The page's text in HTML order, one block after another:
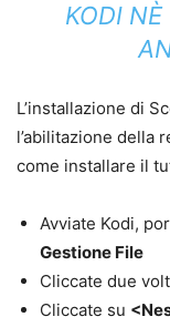
KODI
L’installazione di
l’abilitazione della
come installare il
Avviate Kodi,
Gestione File
Cliccate due
Cliccate su